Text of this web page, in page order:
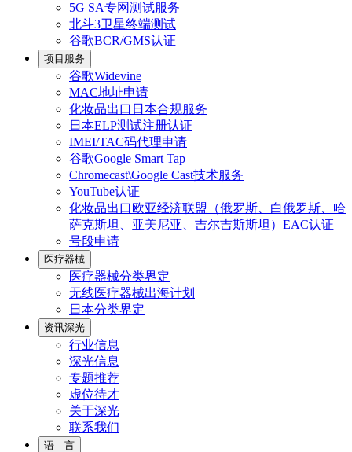
5G SA专网测试服务
北斗3卫星终端测试
谷歌BCR/GMS认证
项目服务
谷歌Widevine
MAC地址申请
化妆品出口日本合规服务
日本ELP测试注册认证
IMEI/TAC码代理申请
谷歌Google Smart Tap
Chromecast\Google Cast技术服务
YouTube认证
化妆品出口欧亚经济联盟（俄罗斯、白俄罗斯、哈
萨克斯坦、亚美尼亚、吉尔吉斯斯坦）EAC认证
号段申请
医疗器械
医疗器械分类界定
无线医疗器械出海计划
日本分类界定
资讯深光
行业信息
深光信息
专题推荐
虚位待才
关于深光
联系我们
语 言